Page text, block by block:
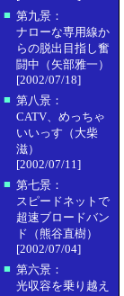
■ 第九景：
ナローな専用線か
らの脱出目指し奮
闘中（矢部雅一）
[2002/07/18]
■ 第八景：
CATV、めっちゃ
いいっす（大柴
滋）
[2002/07/11]
■ 第七景：
スピードネットで
超速ブロードバン
ド（熊谷直樹）
[2002/07/04]
■ 第六景：
光収容を乗り越え